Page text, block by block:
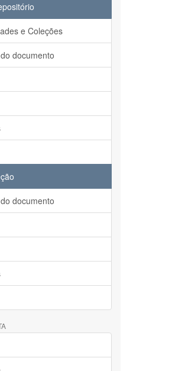
e Coleções
documento
documento